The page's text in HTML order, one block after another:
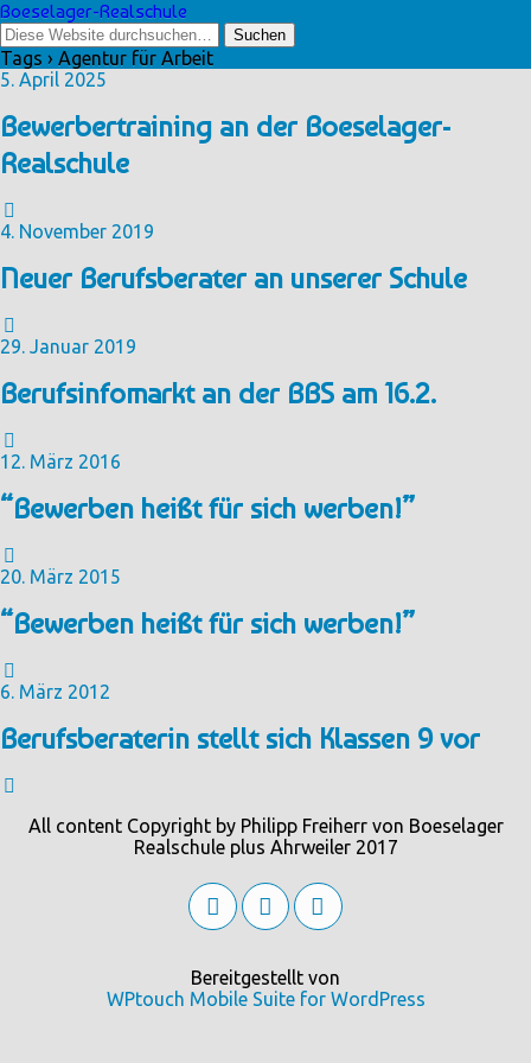
Boeselager-Realschule
Tags › Agentur für Arbeit
5. April 2025
Bewerbertraining an der Boeselager-
Realschule
4. November 2019
Neuer Berufsberater an unserer Schule
29. Januar 2019
Berufsinfomarkt an der BBS am 16.2.
12. März 2016
“Bewerben heißt für sich werben!”
20. März 2015
“Bewerben heißt für sich werben!”
6. März 2012
Berufsberaterin stellt sich Klassen 9 vor
All content Copyright by Philipp Freiherr von Boeselager
Realschule plus Ahrweiler 2017
Bereitgestellt von
WPtouch Mobile Suite for WordPress